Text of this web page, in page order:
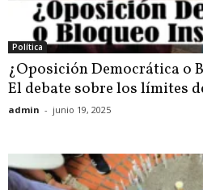
Política
¿Oposición Democrática o
El debate sobre los límites
admin - junio 19, 2025